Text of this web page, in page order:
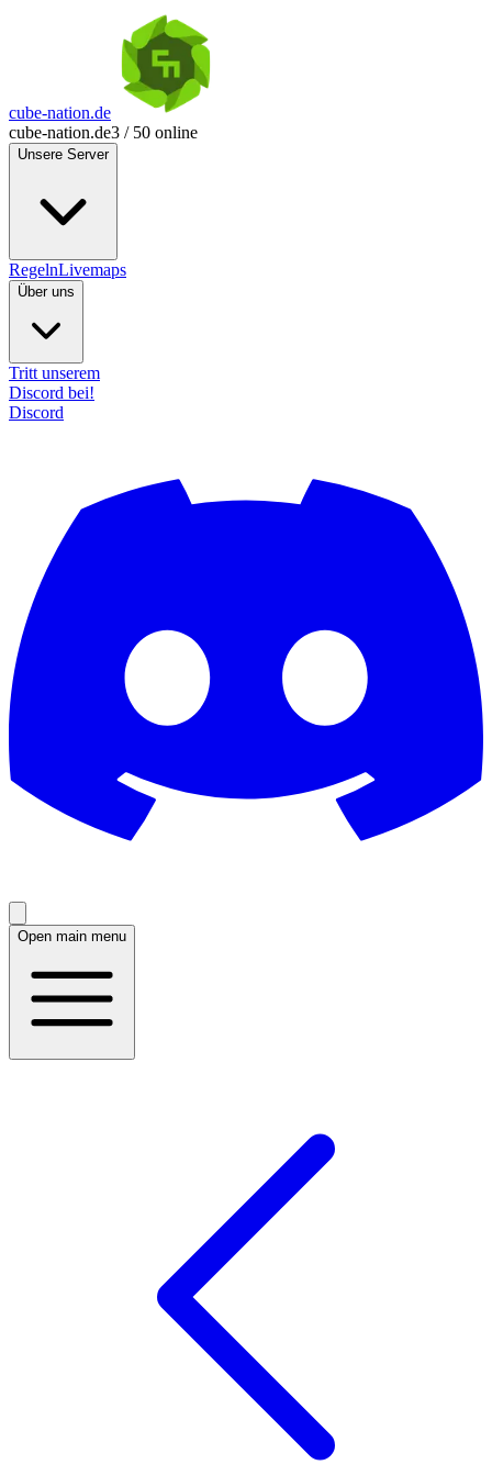
cube-nation.de
cube-nation.de3 / 50 online
Unsere Server
RegelnLivemaps
Über uns
Tritt unserem
Discord bei!
Discord
Open main menu